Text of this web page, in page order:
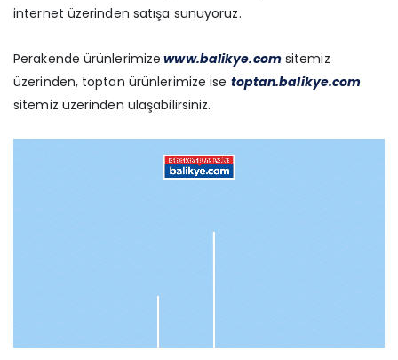
internet üzerinden satışa sunuyoruz.
Perakende ürünlerimize www.balikye.comsitemiz
üzerinden, toptan ürünlerimize ise toptan.balikye.com
sitemiz üzerinden ulaşabilirsiniz.